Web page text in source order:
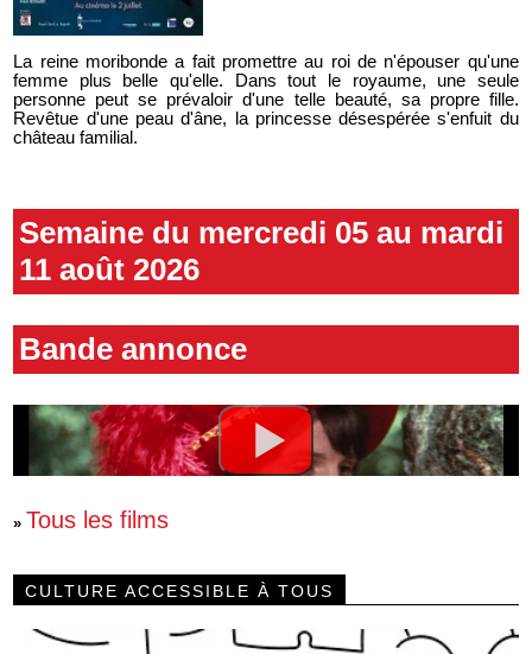
La reine moribonde a fait promettre au roi de n'épouser qu'une
femme plus belle qu'elle. Dans tout le royaume, une seule
personne peut se prévaloir d'une telle beauté, sa propre fille.
Revêtue d'une peau d'âne, la princesse désespérée s'enfuit du
château familial.
Semaine du mercredi 05 au mardi
11 août 2026
Bande annonce
» Tous les films
CULTURE ACCESSIBLE À TOUS